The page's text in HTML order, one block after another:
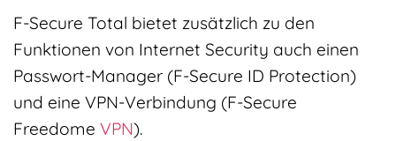
F-Secure Total bietet zusätzlich zu den
Funktionen von Internet Security auch einen
Passwort-Manager (F-Secure ID Protection)
und eine VPN-Verbindung (F-Secure
Freedome VPN).